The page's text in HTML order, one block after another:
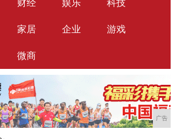
财经 娱乐 科技
家居 企业 游戏
微商
广告